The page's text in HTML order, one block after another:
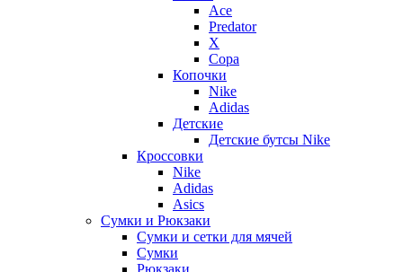
Ace
Predator
X
Copa
Копочки
Nike
Adidas
Детские
Детские бутсы Nike
Кроссовки
Nike
Adidas
Asics
Сумки и Рюкзаки
Сумки и сетки для мячей
Сумки